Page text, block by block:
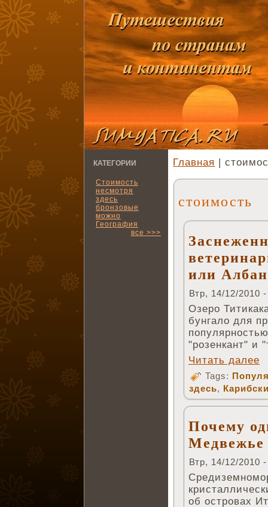
КАТЕГОРИИ
Стоимость
несмотря
здесь
бронзовые
можно
География
все >>>
Главная |
стоимость
или
Втр, 14/12/2010
Озеро
бунгало для
"розенкант" и
Читать далее
Tags:
здесь,
Почему
Медвежье
Втр, 14/12/2010
об островах